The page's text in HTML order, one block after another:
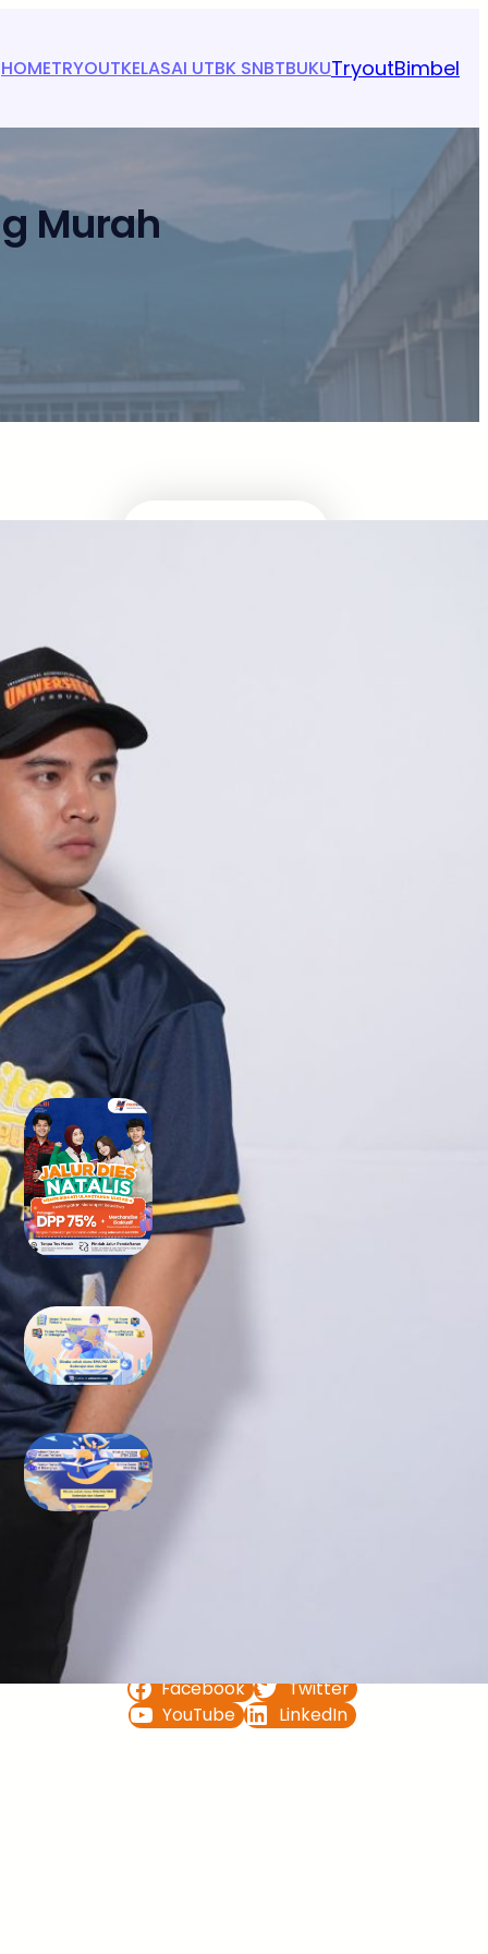
HOMETRYOUTKELASAI UTBK SNBTBUKUTryoutBimbel
Murah
MEDIA INFOMRASI TERUPDATE SEPUTAR
RECENT POSTS
Tidak Lolos UTBK SNBT di PTN?
Jangan Khawatir, Ini Jalan
Terbaikmu untuk Tetap Kuliah
di Kampus Berkualitas
Bimbel UTBK SNBT di Teluk
Wondama Gratis Terbaik
Bimbel UTBK SNBT di Teluk
Facebook
Twitter
YouTube
LinkedIn